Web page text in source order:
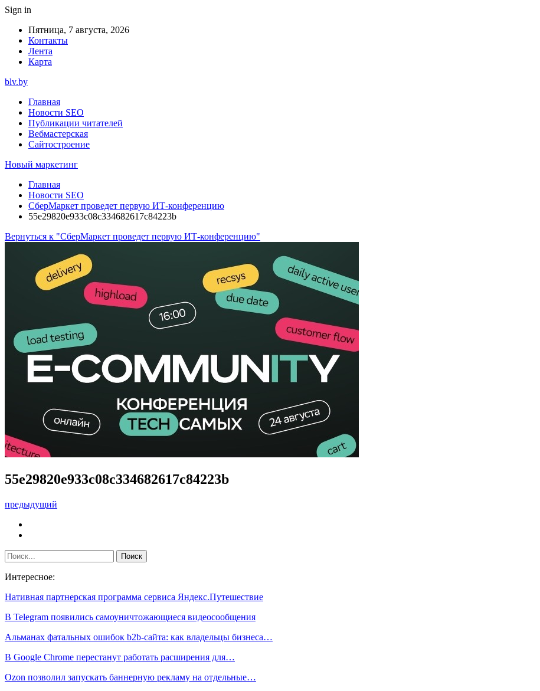
Sign in
Пятница, 7 августа, 2026
Контакты
Лента
Карта
blv.by
Главная
Новости SEO
Публикации читателей
Вебмастерская
Сайтостроение
Новый маркетинг
Главная
Новости SEO
СберМаркет проведет первую ИТ-конференцию
55e29820e933c08c334682617c84223b
Вернуться к "СберМаркет проведет первую ИТ-конференцию"
55e29820e933c08c334682617c84223b
предыдущий
Интересное:
Нативная партнерская программа сервиса Яндекс.Путешествие
В Telegram появились самоуничтожающиеся видеосообщения
Альманах фатальных ошибок b2b-сайта: как владельцы бизнеса…
В Google Chrome перестанут работать расширения для…
Ozon позволил запускать баннерную рекламу на отдельные…